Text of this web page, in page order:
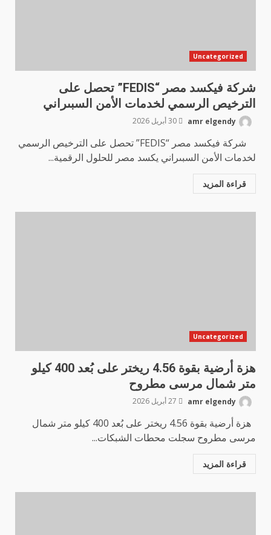
Uncategorized
شركة فيكسد مصر “FEDIS” تحصل على
الترخيص الرسمي لخدمات الأمن السبىراني
شركة فيكسد مصر “FEDIS” تحصل على الترخيص الرسمي
لخدمات الأمن السبىراني يكسد مصر للحلول الرقمية...
قراءة المزيد
Uncategorized
هزة أرضية بقوة 4.56 ريختر على بُعد 400 كيلو
متر شمال مرسى مطروح
هزة أرضية بقوة 4.56 ريختر على بُعد 400 كيلو متر شمال
مرسى مطروح سجلت محطات الشبكات...
قراءة المزيد